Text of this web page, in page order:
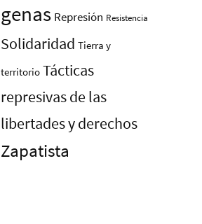
genas Represión Resistencia
Solidaridad Tierra y
territorio Tácticas
represivas de las
libertades y derechos
Zapatista